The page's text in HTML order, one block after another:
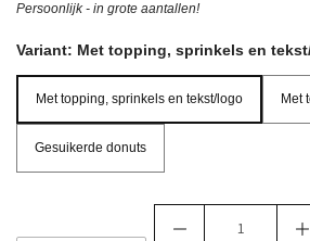
Persoonlijk - in grote aantallen!
Variant: Met topping, sprinkels en
Met topping, sprinkels en tekst/logo Met
Gesuikerde donuts